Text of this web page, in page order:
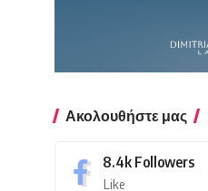
Ακολουθήστε μας
8.4k Followers
Like